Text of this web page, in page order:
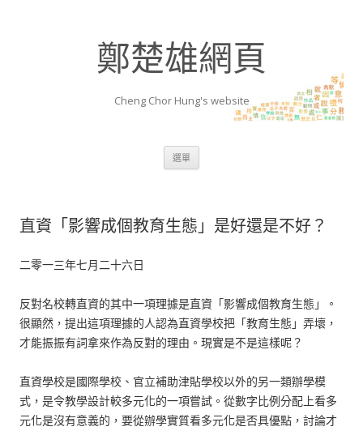
鄭楚雄網頁
Cheng Chor Hung's website
選單
直資「影響成個教育生態」是好還是不好？
二零一三年七月二十六日
反對名校轉直資的其中一項理據是直資「影響成個教育生態」。
很顯然，提出這項理據的人認為直資學校把「教育生態」弄壞，
才能振振有詞拿來作為反對的理由。現實是不是這樣呢？
直資學校是國際學校、官立補助津貼學校以外的另一類辦學模
式，是令教學設計較多元化的一項嘗試。從數字比例分配上看多
元化是沒有意義的，要從辦學實質看多元化是否具優點，討論才